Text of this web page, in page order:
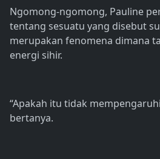
Ngomong-ngomong, Pauline
tentang sesuatu yang disebut
merupakan fenomena dimana
energi sihir.
“Apakah itu tidak
bertanya.